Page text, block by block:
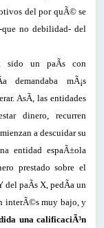
del por quÃ© se
que no debilidad- del
sido un paÃ­s con
demandaba mÃ¡s
AsÃ­, las entidades
dinero, recurren
a descuidar su
entidad espaÃ±ola
prestado sobre el
del paÃ­s X, pedÃ­a un
interÃ©s muy bajo, y
una calificaciÃ³n